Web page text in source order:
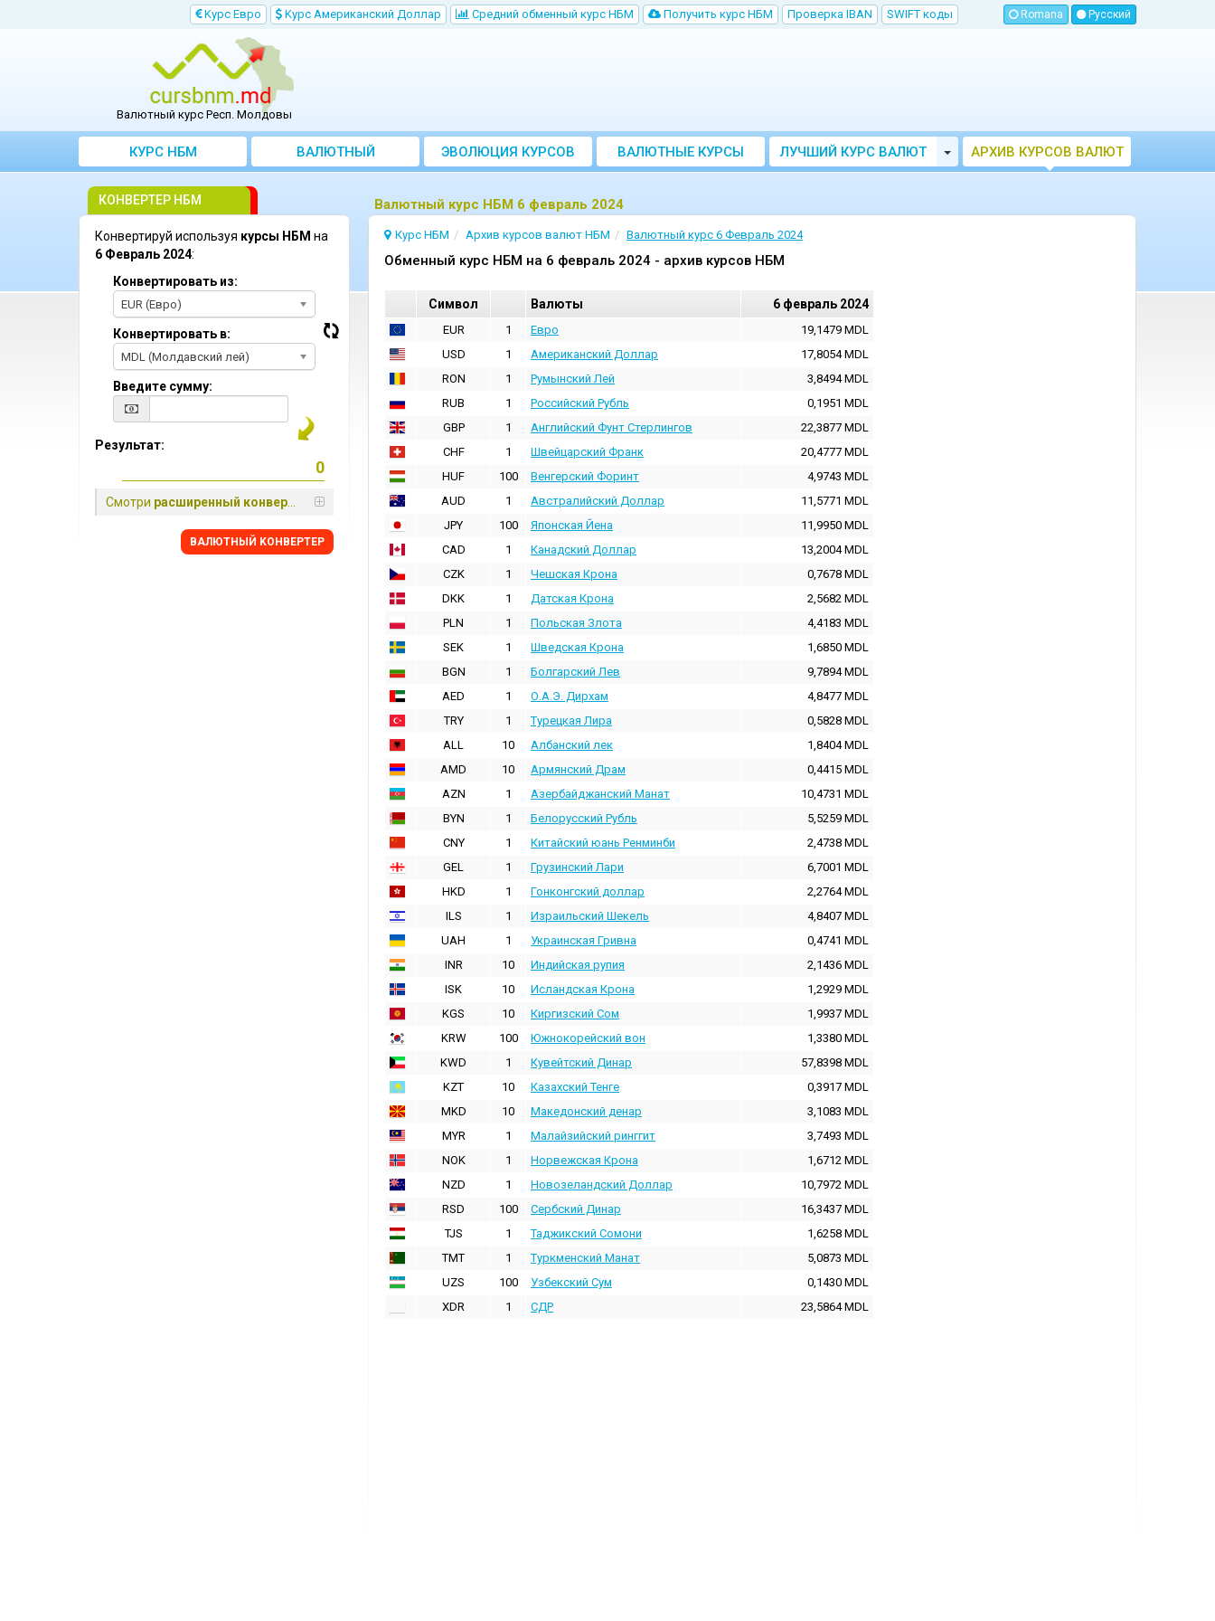
Kурс Евро Kурс Aмериканский Доллар Cредний обменный курс НБM Получить курс НБМ Проверка IBAN SWIFT коды Romana Русский
Валютный курс Респ. Молдовы
КУРС НБМ
BАЛЮТНЫЙ
KОНВЕРТЕР
ЭВОЛЮЦИЯ КУРСОВ
ВАЛЮТНЫЕ КУРСЫ
БАНКОВ
ЛУЧШИЙ КУРС ВАЛЮТ
МОЛДОВЫ
Toggle Dropdown
АРХИВ КУРСОВ ВАЛЮТ
НБМ
Bалютный курс НБМ 6 февраль 2024
Курс НБМ Архив курсов валют НБМ Валютный курс 6 Февраль 2024
Oбменный курс НБМ на 6 февраль 2024 - архив курсов НБМ
Cимвол Валюты 6 февраль 2024
EUR 1 Евро 19,1479 MDL
USD
1 Aмериканский Доллар 17,8054MDL
RON
1 Румынский Лей 3,8494MDL
RUB
1 Российский Рубль 0,1951 MDL
GBP
1 Английский Фунт Стерлингов 22,3877 MDL
CHF
1 Швейцарский Франк 20,4777 MDL
HUF
100 Венгерский Форинт 4,9743 MDL
AUD
1 Австралийский Доллар 11,5771 MDL
JPY
100 Японская Йена 11,9950 MDL
CAD
1 Канадский Доллар 13,2004MDL
CZK
1 Чешская Крона 0,7678 MDL
DKK
1 Датская Крона 2,5682 MDL
PLN
1 Польская Злота 4,4183 MDL
SEK
1 Шведская Крона 1,6850 MDL
BGN
1 Болгарский Лев 9,7894MDL
AED
1 О.А.Э. Дирхам 4,8477 MDL
TRY
1 Турецкая Лира 0,5828 MDL
ALL
10 Албанский лек 1,8404MDL
AMD
10 Армянский Драм 0,4415 MDL
AZN
1 Азербайджанский Манат 10,4731 MDL
BYN
1 Белорусский Рубль 5,5259 MDL
CNY
1 Китайский юань Ренминби 2,4738 MDL
GEL
1 Грузинский Лари 6,7001 MDL
HKD
1 Гонконгский доллаp 2,2764MDL
ILS
1 Израильский Шекель 4,8407 MDL
UAH
1 Украинская Гривна 0,4741 MDL
INR
10 Индийская pупия 2,1436 MDL
ISK
10 Исландская Крона 1,2929 MDL
KGS
10 Киргизский Сом 1,9937 MDL
KRW
100 Южнокорейский вон 1,3380 MDL
KWD
1 Кувейтский Динар 57,8398 MDL
KZT
10 Казахский Тенге 0,3917 MDL
MKD
10 Македонский денар 3,1083 MDL
MYR
1 Малайзийский ринггит 3,7493 MDL
NOK
1 Норвежская Крона 1,6712 MDL
NZD
1 Новозеландский Доллар 10,7972 MDL
RSD
100 Сербский Динар 16,3437 MDL
TJS
1 Таджикский Сомони 1,6258 MDL
TMT
1 Туркменский Манат 5,0873 MDL
UZS
100 Узбекский Сум 0,1430 MDL
XDR
1 СДР 23,5864MDL
КОНВЕРТЕР НБМ
Конвертируй используя курсы НБМ на
6 Февраль 2024:
Конвертировать из:
EUR (Евро)
Конвертировать в:
MDL (Молдавский лей)
Введите сумму:
Результат:
Смотри расширенный конвертер
BАЛЮТНЫЙ KОНВЕРТЕР